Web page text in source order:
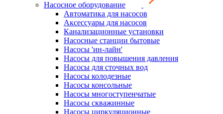
Насосное оборудование
Автоматика для насосов
Аксессуары для насосов
Канализационные установки
Насосные станции бытовые
Насосы 'ин-лайн'
Насосы для повышения давления
Насосы для сточных вод
Насосы колодезные
Насосы консольные
Насосы многоступенчатые
Насосы скважинные
Насосы циркуляционные